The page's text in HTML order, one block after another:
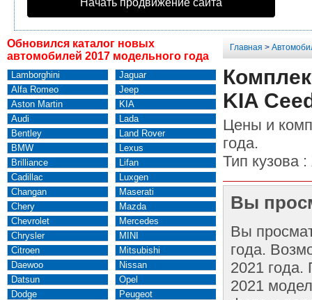
Начать продвижение сайта
Обновился каталог новых
автомобилей 2017 модельного года
Lamborghini
Alfa Romeo
Aston Martin
Audi
Bentley
BMW
Brilliance
Cadillac
Changan
Chery
Chevrolet
Chrysler
Citroen
Daewoo
Datsun
Dodge
Jaguar
Jeep
KIA
Lada
Land Rover
Lexus
Lifan
Luxgen
Maserati
Mazda
Mercedes
MINI
Mitsubishi
Nissan
Opel
Peugeot
Главная >
KIA
Цены и
года.
Тип кузова :
Вы
Вы
года.
2021 года.
2021